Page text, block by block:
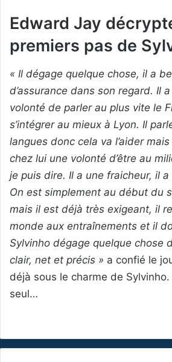
Edward Jay
premiers pas de
« Il dégage quelque chose, il a
d’assurance dans son regard. Il
volonté de parler au plus vite le
s’intégrer au mieux à Lyon. Il
langues donc cela va l’aider mais
chez lui une volonté d’être au
je puis dire. Il a une fraicheur, il
On est simplement au début du
mais il est déjà très exigeant, il
monde aux entraînements et il
Sylvinho dégage quelque chose
clair, net et précis » a confié le
déjà sous le charme de Sylvinho.
seul…